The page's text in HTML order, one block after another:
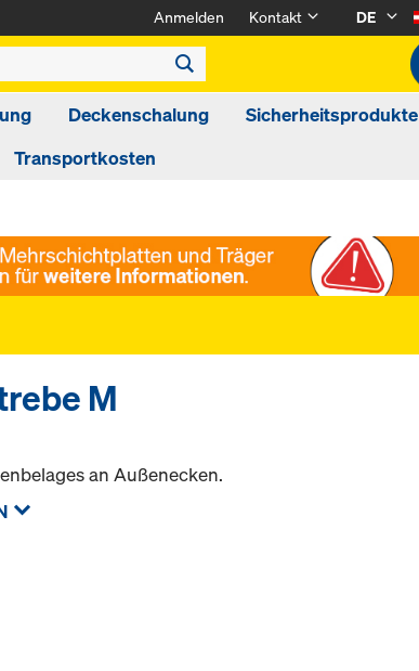
Anmelden Kontakt
DE
Deckenschalung
Sicherheitsprodukte
Transportkosten
M
an Außenecken.